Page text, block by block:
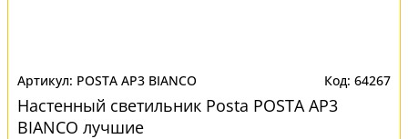
POSTA AP3 BIANCO 64267
Настенный светильник Posta POSTA AP3
BIANCO лучшие